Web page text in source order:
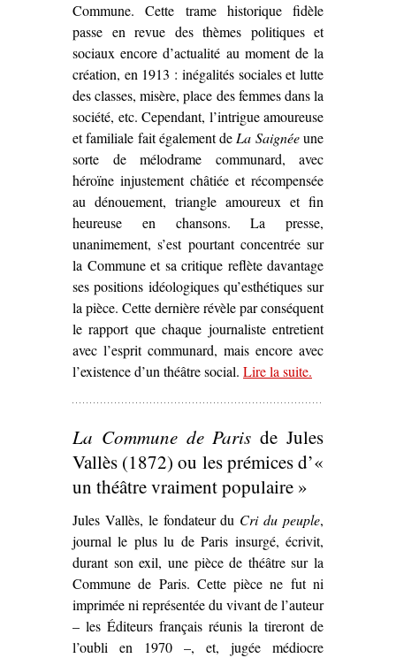
Commune. Cette trame historique fidèle
passe en revue des thèmes politiques et
sociaux encore d’actualité au moment de la
création, en 1913 : inégalités sociales et lutte
des classes, misère, place des femmes dans la
société, etc. Cependant, l’intrigue amoureuse
et familiale fait également deLa Saignéeune
sorte de mélodrame communard, avec
héroïne injustement châtiée et récompensée
au dénouement, triangle amoureux et fin
heureuse en chansons. La presse,
unanimement, s’est pourtant concentrée sur
la Commune et sa critique reflète davantage
ses positions idéologiques qu’esthétiques sur
la pièce. Cette dernière révèle par conséquent
le rapport que chaque journaliste entretient
avec l’esprit communard, mais encore avec
l’existence d’un théâtre social. Lire la suite– ‘L’Esprit
Saignée
Lucien
Nozière
(1913)’
.
La Commune de Paris de Jules
Vallès (1872) ou les prémices d’«
un théâtre vraiment populaire »
Jules Vallès, le fondateur du Cri du peuple,
journal le plus lu de Paris insurgé, écrivit,
durant son exil, une pièce de théâtre sur la
Commune de Paris. Cette pièce ne fut ni
imprimée ni représentée du vivant de l’auteur
– les Éditeurs français réunis la tireront de
l’oubli en 1970 –, et, jugée médiocre